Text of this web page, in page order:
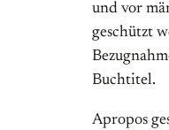
und vor
geschützt
Buchtitel.
Apropos